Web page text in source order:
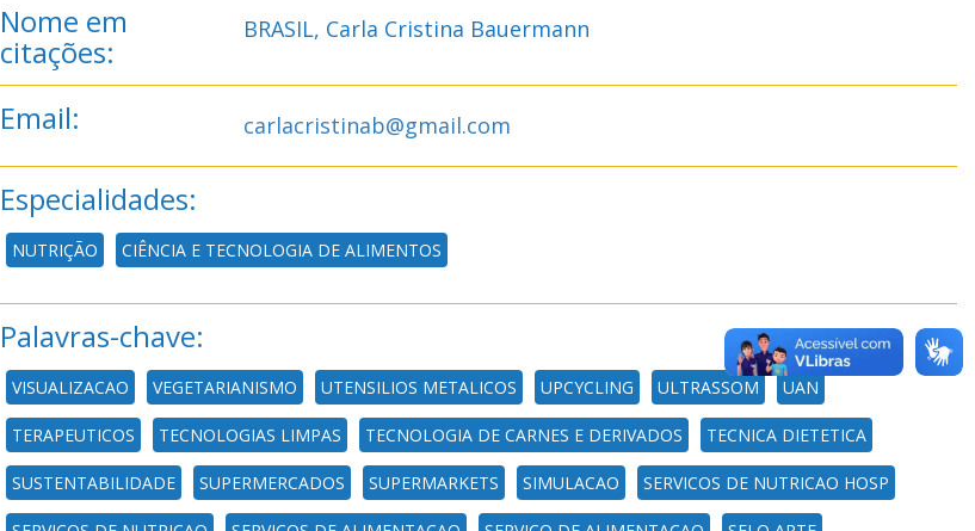
Nome em
citações:
BRASIL, Carla Cristina Bauermann
Email: carlacristinab@gmail.com
Especialidades:
NUTRIÇÃO CIÊNCIA E TECNOLOGIA DE ALIMENTOS
Palavras-chave:
VISUALIZACAO VEGETARIANISMO UTENSILIOS METALICOS UPCYCLING ULTRASSOM UAN
TERAPEUTICOS TECNOLOGIAS LIMPAS TECNOLOGIA DE CARNES E DERIVADOS TECNICA DIETETICA
SUSTENTABILIDADE SUPERMERCADOS SUPERMARKETS SIMULACAO SERVICOS DE NUTRICAO HOSP